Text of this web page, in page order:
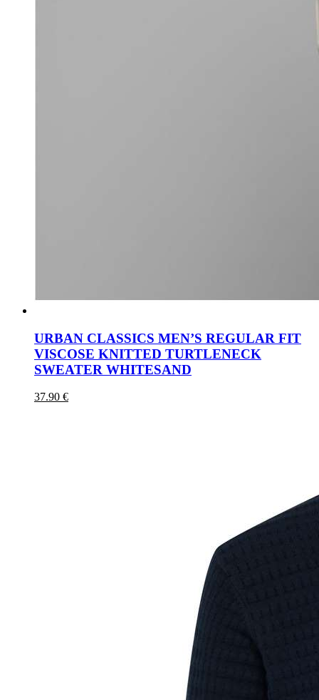
URBAN CLASSICS MEN’S REGULAR FIT
VISCOSE KNITTED TURTLENECK
SWEATER WHITESAND
37.90 €